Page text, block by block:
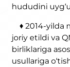
hududini
♦ 2014-yilda
joriy etildi va
birliklariga
usullariga